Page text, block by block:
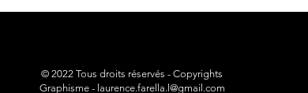
© 2022 Tous droits réservés - Copyrights
Graphisme - laurence.farella.l@gmail.com